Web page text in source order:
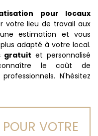
pour locaux
votre lieu de travail aux
estimation et vous
adapté à votre local.
gratuit et personnalisé
le coût de
N'hésitez
VOTRE